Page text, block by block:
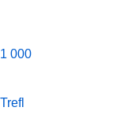
1 000
Trefl